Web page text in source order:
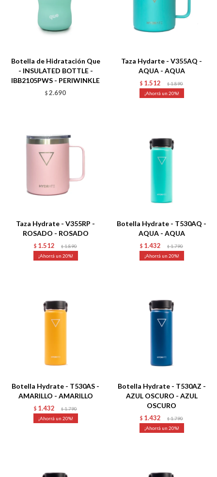
Botella de Hidratación Que
- INSULATED BOTTLE -
IBB2105PWS - PERIWINKLE
$ 2.690
Taza Hydarte - V355AQ -
AQUA - AQUA
$ 1.512 $ 1.890
20
Taza Hydrate - V355RP -
ROSADO - ROSADO
$ 1.512 $ 1.890
20
Botella Hydrate - T530AQ -
AQUA - AQUA
$ 1.432 $ 1.790
20
Botella Hydrate - T530AS -
AMARILLO - AMARILLO
$ 1.432 $ 1.790
20
Botella Hydrate - T530AZ -
AZUL OSCURO - AZUL
OSCURO
$ 1.432 $ 1.790
20